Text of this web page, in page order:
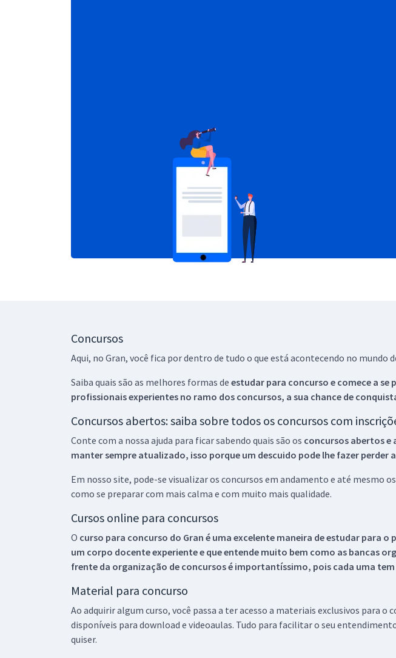
Concursos
Aqui, no Gran, você fica por dentro de tudo o que está acontecendo no mundo
Saiba quais são as melhores formas de estudar para concurso e comece a
profissionais experientes no ramo dos concursos, a sua chance de
Concursos abertos: saiba sobre todos os concursos com
Conte com a nossa ajuda para ficar sabendo quais são os concursos abertos e
manter sempre atualizado, isso porque um descuido pode lhe fazer perder
Em nosso site, pode-se visualizar os concursos em andamento e até mesmo
como se preparar com mais calma e com muito mais qualidade.
Cursos online para concursos
O curso para concurso do Gran é uma excelente maneira de estudar para
um corpo docente experiente e que entende muito bem como as bancas
frente da organização de concursos é importantíssimo, pois cada uma
Material para concurso
Ao adquirir algum curso, você passa a ter acesso a materiais exclusivos para
disponíveis para download e videoaulas. Tudo para facilitar o seu
quiser.